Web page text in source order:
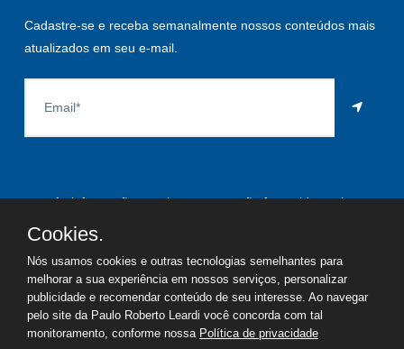
Cadastre-se e receba semanalmente nossos conteúdos mais
atualizados em seu e-mail.
As informações aqui constantes são fornecidas pelo
proprietário do imóvel e estão sujeitas a alteração a qualquer
©2026Copyright - Paulo Roberto Leardi | Todos os direitos
Cookies.
Nós usamos cookies e outras tecnologias semelhantes para
melhorar a sua experiência em nossos serviços, personalizar
publicidade e recomendar conteúdo de seu interesse. Ao navegar
pelo site da Paulo Roberto Leardi você concorda com tal
monitoramento, conforme nossa Política de privacidade